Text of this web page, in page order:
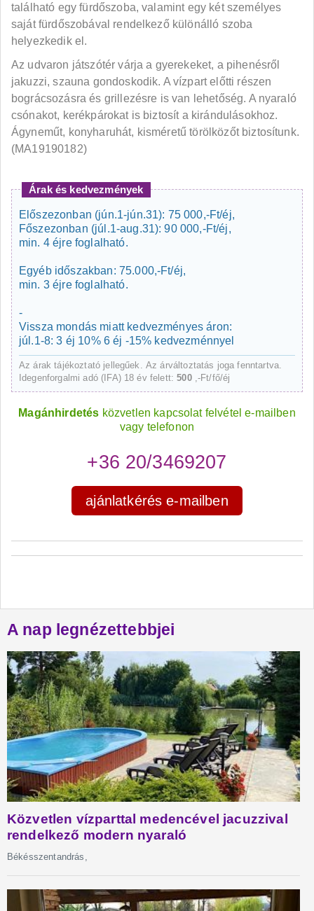
található egy fürdőszoba, valamint egy két személyes
saját fürdőszobával rendelkező különálló szoba
helyezkedik el.
Az udvaron játszótér várja a gyerekeket, a pihenésről
jakuzzi, szauna gondoskodik. A vízpart előtti részen
bográcsozásra és grillezésre is van lehetőség. A nyaraló
csónakot, kerékpárokat is biztosít a kirándulásokhoz.
Ágyneműt, konyharuhát, kisméretű törölközőt biztosítunk.
(MA19190182)
Árak és kedvezmények
Előszezonban (jún.1-jún.31): 75 000,-Ft/éj,
Főszezonban (júl.1-aug.31): 90 000,-Ft/éj,
min. 4 éjre foglalható.
Egyéb időszakban: 75.000,-Ft/éj,
min. 3 éjre foglalható.
-
Vissza mondás miatt kedvezményes áron:
júl.1-8: 3 éj 10% 6 éj -15% kedvezménnyel
Az árak tájékoztató jellegűek. Az árváltoztatás joga fenntartva.
Idegenforgalmi adó (IFA) 18 év felett:500 ,-Ft/fő/éj
Magánhirdetés közvetlen kapcsolat felvétel e-mailben
vagy telefonon
+36 20/3469207
ajánlatkérés e-mailben
A nap legnézettebbjei